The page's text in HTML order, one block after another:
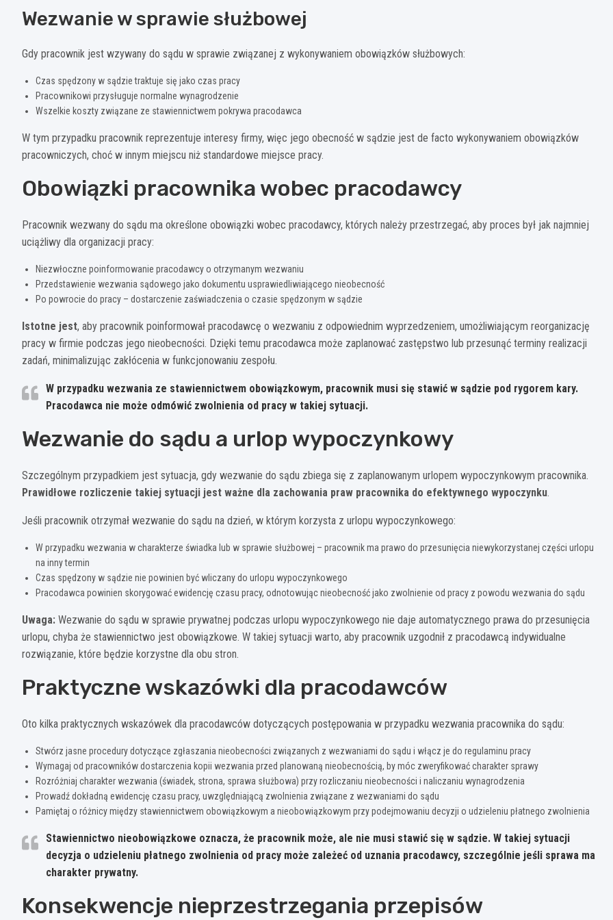
Wezwanie w sprawie służbowej
Gdy pracownik jest wzywany do sądu w sprawie związanej z wykonywaniem obowiązków służbowych:
Czas spędzony w sądzie traktuje się jako czas pracy
Pracownikowi przysługuje normalne wynagrodzenie
Wszelkie koszty związane ze stawiennictwem pokrywa pracodawca
W tym przypadku pracownik reprezentuje interesy firmy, więc jego obecność w sądzie jest de facto wykonywaniem obowiązków
pracowniczych, choć w innym miejscu niż standardowe miejsce pracy.
Obowiązki pracownika wobec pracodawcy
Pracownik wezwany do sądu ma określone obowiązki wobec pracodawcy, których należy przestrzegać, aby proces był jak najmniej
uciążliwy dla organizacji pracy:
Niezwłoczne poinformowanie pracodawcy o otrzymanym wezwaniu
Przedstawienie wezwania sądowego jako dokumentu usprawiedliwiającego nieobecność
Po powrocie do pracy – dostarczenie zaświadczenia o czasie spędzonym w sądzie
Istotne jest, aby pracownik poinformował pracodawcę o wezwaniu z odpowiednim wyprzedzeniem, umożliwiającym reorganizację
pracy w firmie podczas jego nieobecności. Dzięki temu pracodawca może zaplanować zastępstwo lub przesunąć terminy realizacji
zadań, minimalizując zakłócenia w funkcjonowaniu zespołu.
W przypadku wezwania ze stawiennictwem obowiązkowym, pracownik musi się stawić w sądzie pod rygorem kary.
Pracodawca nie może odmówić zwolnienia od pracy w takiej sytuacji.
Wezwanie do sądu a urlop wypoczynkowy
Szczególnym przypadkiem jest sytuacja, gdy wezwanie do sądu zbiega się z zaplanowanym urlopem wypoczynkowym pracownika.
Prawidłowe rozliczenie takiej sytuacji jest ważne dla zachowania praw pracownika do efektywnego wypoczynku.
Jeśli pracownik otrzymał wezwanie do sądu na dzień, w którym korzysta z urlopu wypoczynkowego:
W przypadku wezwania w charakterze świadka lub w sprawie służbowej – pracownik ma prawo do przesunięcia niewykorzystanej części urlopu
na inny termin
Czas spędzony w sądzie nie powinien być wliczany do urlopu wypoczynkowego
Pracodawca powinien skorygować ewidencję czasu pracy, odnotowując nieobecność jako zwolnienie od pracy z powodu wezwania do sądu
Uwaga: Wezwanie do sądu w sprawie prywatnej podczas urlopu wypoczynkowego nie daje automatycznego prawa do przesunięcia
urlopu, chyba że stawiennictwo jest obowiązkowe. W takiej sytuacji warto, aby pracownik uzgodnił z pracodawcą indywidualne
rozwiązanie, które będzie korzystne dla obu stron.
Praktyczne wskazówki dla pracodawców
Oto kilka praktycznych wskazówek dla pracodawców dotyczących postępowania w przypadku wezwania pracownika do sądu:
Stwórz jasne procedury dotyczące zgłaszania nieobecności związanych z wezwaniami do sądu i włącz je do regulaminu pracy
Wymagaj od pracowników dostarczenia kopii wezwania przed planowaną nieobecnością, by móc zweryfikować charakter sprawy
Rozróżniaj charakter wezwania (świadek, strona, sprawa służbowa) przy rozliczaniu nieobecności i naliczaniu wynagrodzenia
Prowadź dokładną ewidencję czasu pracy, uwzględniającą zwolnienia związane z wezwaniami do sądu
Pamiętaj o różnicy między stawiennictwem obowiązkowym a nieobowiązkowym przy podejmowaniu decyzji o udzieleniu płatnego zwolnienia
Stawiennictwo nieobowiązkowe oznacza, że pracownik może, ale nie musi stawić się w sądzie. W takiej sytuacji
decyzja o udzieleniu płatnego zwolnienia od pracy może zależeć od uznania pracodawcy, szczególnie jeśli sprawa ma
charakter prywatny.
Konsekwencje nieprzestrzegania przepisów